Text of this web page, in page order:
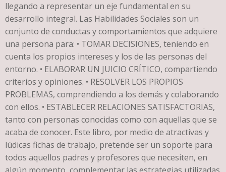
llegando a representar un eje fundamental en su
desarrollo integral. Las Habilidades Sociales son un
conjunto de conductas y comportamientos que adquiere
una persona para: • TOMAR DECISIONES, teniendo en
cuenta los propios intereses y los de las personas del
entorno. • ELABORAR UN JUICIO CRÍTICO, compartiendo
criterios y opiniones. • RESOLVER LOS PROPIOS
PROBLEMAS, comprendiendo a los demás y colaborando
con ellos. • ESTABLECER RELACIONES SATISFACTORIAS,
tanto con personas conocidas como con aquellas que se
acaba de conocer. Este libro, por medio de atractivas y
lúdicas fichas de trabajo, pretende ser un soporte para
todos aquellos padres y profesores que necesiten, en